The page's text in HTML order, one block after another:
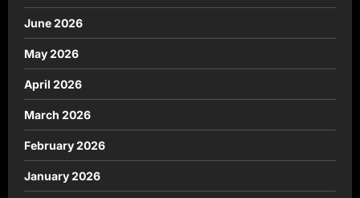
June 2026
May 2026
April 2026
March 2026
February 2026
January 2026